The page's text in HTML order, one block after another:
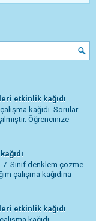
etkinlik kağıdı
kağıdı. Sorular
Öğrencinize
7. Sınıf denklem çözme
çalışma kağıdına
etkinlik kağıdı